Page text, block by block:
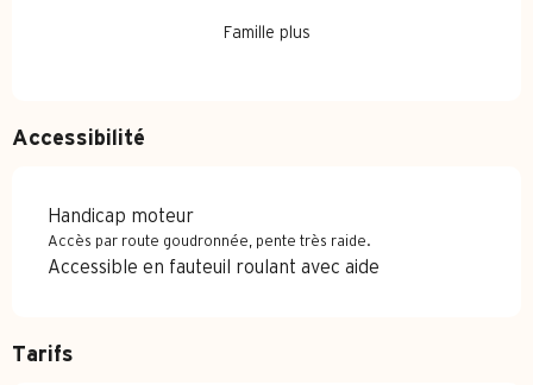
Famille plus
Accessibilité
Handicap moteur
Accès par route goudronnée, pente très raide.
Accessible en fauteuil roulant avec aide
Tarifs